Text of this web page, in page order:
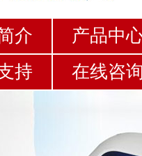
介
产品中
持 在线咨